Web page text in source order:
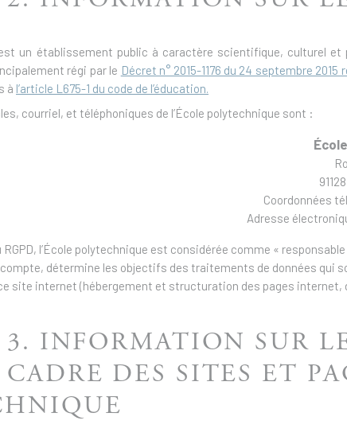
un établissement public à caractère scientifique, culturel
régi par le Décret n° 2015-1176 du 24 septembre
à l’article L675-1 du code de l’éducation.
courriel, et téléphoniques de l’École polytechnique sont :
Coordonnées
Adresse
RGPD, l’École polytechnique est considérée comme «
détermine les objectifs des traitements de données qui
site internet (hébergement et structuration des pages
INFORMATION SUR
DES SITES ET